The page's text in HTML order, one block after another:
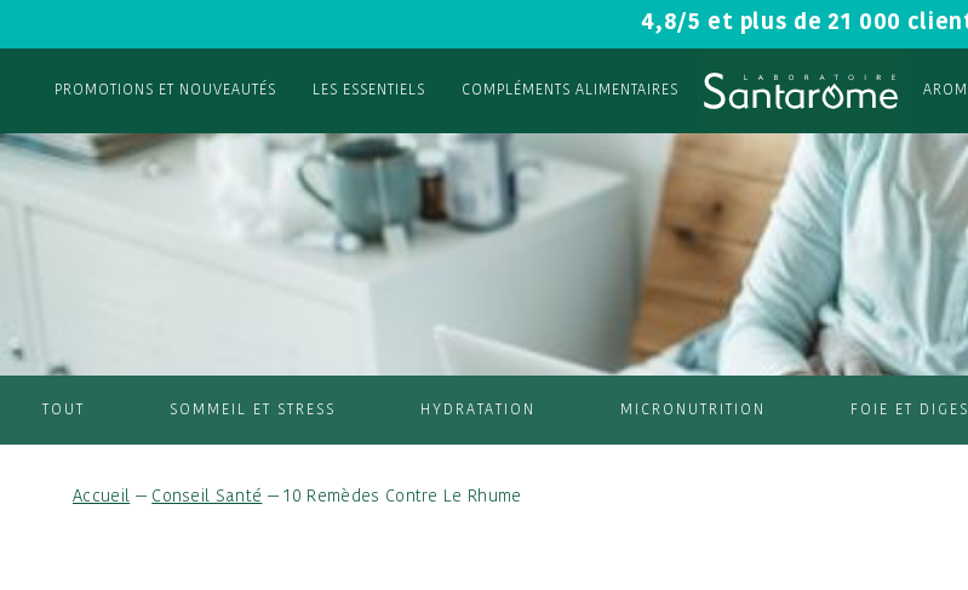
4,8/5 et plus de 21 000
PROMOTIONS ET NOUVEAUTÉS LES ESSENTIELS COMPLÉMENTS ALIMENTAIRES
TOUT SOMMEIL ET STRESS HYDRATATION MICRONUTRITION FOIE ET
Accueil — Conseil Santé —10 Remèdes Contre Le Rhume